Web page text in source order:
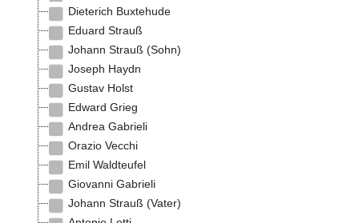
Dieterich Buxtehude
Eduard Strauß
Johann Strauß (Sohn)
Joseph Haydn
Gustav Holst
Edward Grieg
Andrea Gabrieli
Orazio Vecchi
Emil Waldteufel
Giovanni Gabrieli
Johann Strauß (Vater)